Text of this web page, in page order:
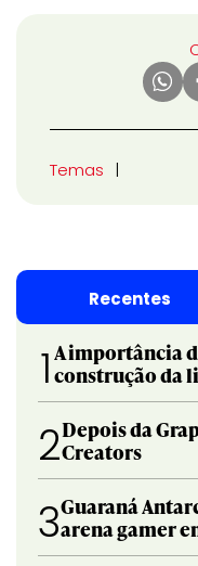
Temas
Recentes
1 A importância
construção da
2Depois da
Creators
3Guaraná
arena gamer